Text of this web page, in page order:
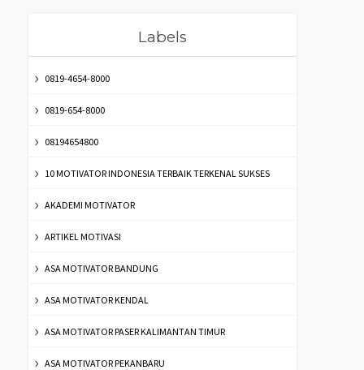
Labels
0819-4654-8000
0819-654-8000
08194654800
10 MOTIVATOR INDONESIA TERBAIK TERKENAL SUKSES
AKADEMI MOTIVATOR
ARTIKEL MOTIVASI
ASA MOTIVATOR BANDUNG
ASA MOTIVATOR KENDAL
ASA MOTIVATOR PASER KALIMANTAN TIMUR
ASA MOTIVATOR PEKANBARU